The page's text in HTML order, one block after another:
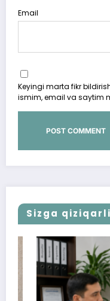
Email
Keyingi marta fikr
ismim, email va saytim
Sizga